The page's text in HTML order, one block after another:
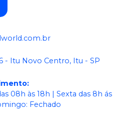
- Itu Novo Centro, Itu - SP
:
08h às 18h | Sexta das 8h ás
Fechado